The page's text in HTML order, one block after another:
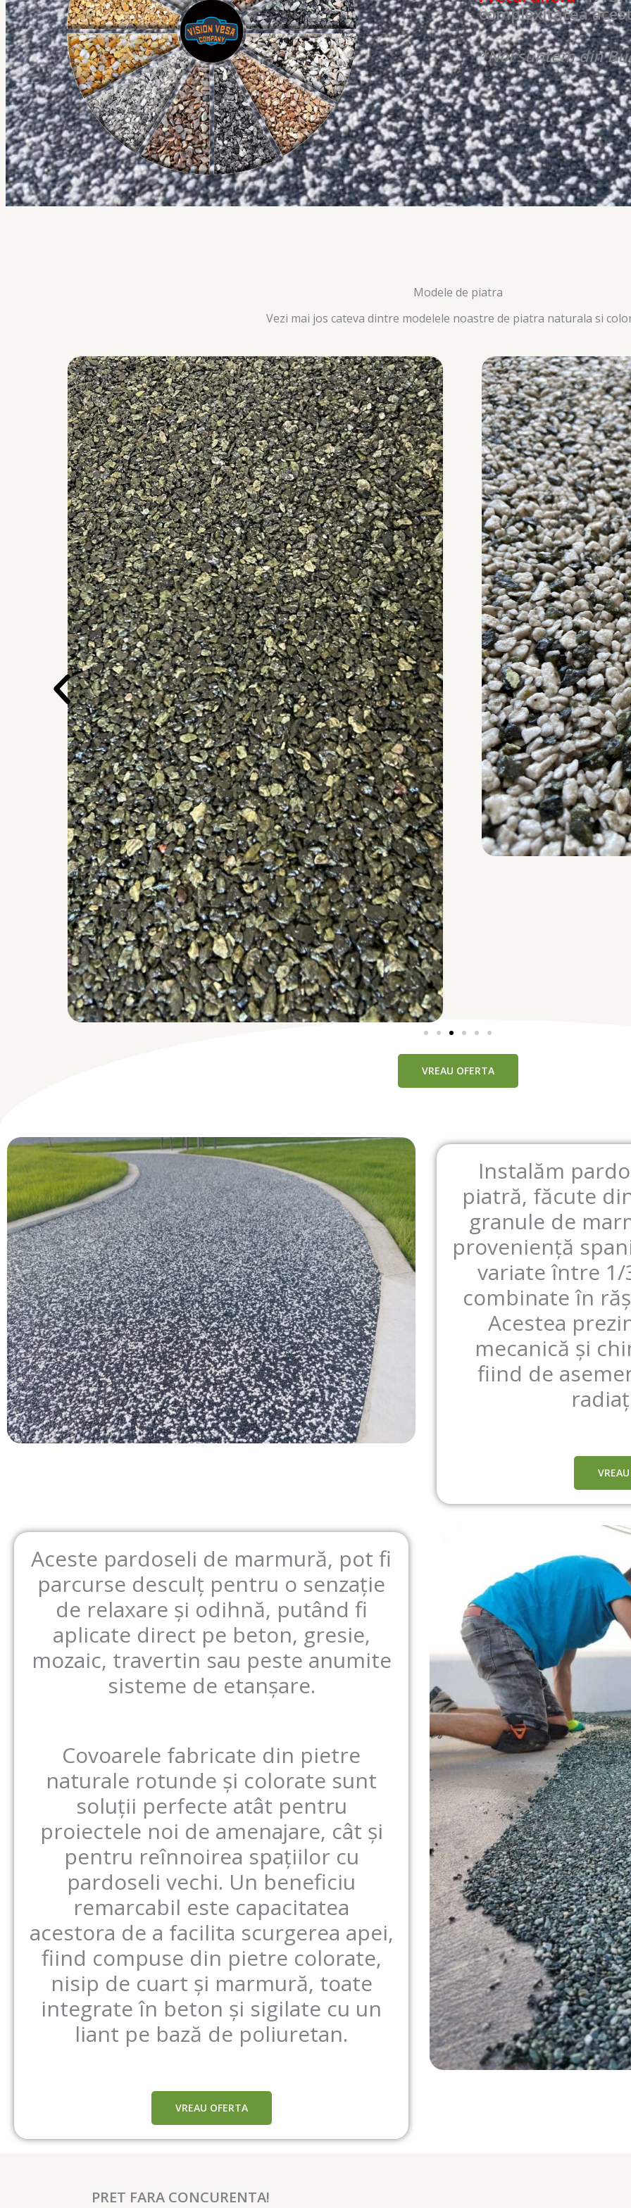
complexitatea
*Noi suntem din
Modele de piatra
Vezi mai jos cateva dintre modelele noastre de piatra naturala si
VREAU OFERTA
Instalăm
piatră, făcute
granule de
proveniență
variate între 1/
combinate în
Acestea
mecanică și
fiind de
Aceste pardoseli de marmură, pot fi
parcurse desculț pentru o senzație
de relaxare și odihnă, putând fi
aplicate direct pe beton, gresie,
mozaic, travertin sau peste anumite
sisteme de etanșare.
Covoarele fabricate din pietre
naturale rotunde și colorate sunt
soluții perfecte atât pentru
proiectele noi de amenajare, cât și
pentru reînnoirea spațiilor cu
pardoseli vechi. Un beneficiu
remarcabil este capacitatea
acestora de a facilita scurgerea apei,
fiind compuse din pietre colorate,
nisip de cuart și marmură, toate
integrate în beton și sigilate cu un
liant pe bază de poliuretan.
VREAU OFERTA
PRET FARA CONCURENTA!